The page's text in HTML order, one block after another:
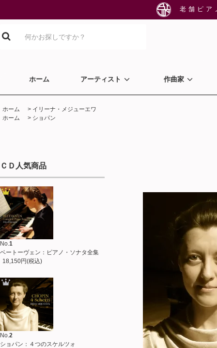
老舗ピ
ホーム アーティスト 作曲家
ホーム > イリーナ・メジューエワ
ホーム
> ショパン
ＣＤ人気商品
No.1
ベートーヴェン：ピアノ・ソナタ全集
18,150円(税込)
No. 2
ショパン：４つのスケルツォ